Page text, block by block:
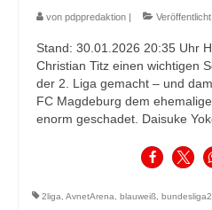
von pdppredaktion Veröffentlicht
Stand: 30.01.2026 20:35 Uhr
Christian Titz einen wichtigen
der 2. Liga gemacht – und
FC Magdeburg dem
enorm geschadet. Daisuke
2liga, AvnetArena, blauweiß, bundesliga2